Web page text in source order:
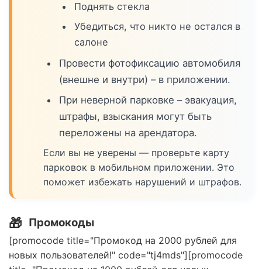
Поднять стекла
Убедиться, что никто не остался в
салоне
Провести фотофиксацию автомобиля
(внешне и внутри) – в приложении.
При неверной парковке – эвакуация,
штрафы, взыскания могут быть
переложены на арендатора.
Если вы не уверены — проверьте карту
парковок в мобильном приложении. Это
поможет избежать нарушений и штрафов.
🎁 Промокоды
[promocode title="Промокод на 2000 рублей для
новых пользователей!" code="tj4mds"][promocode